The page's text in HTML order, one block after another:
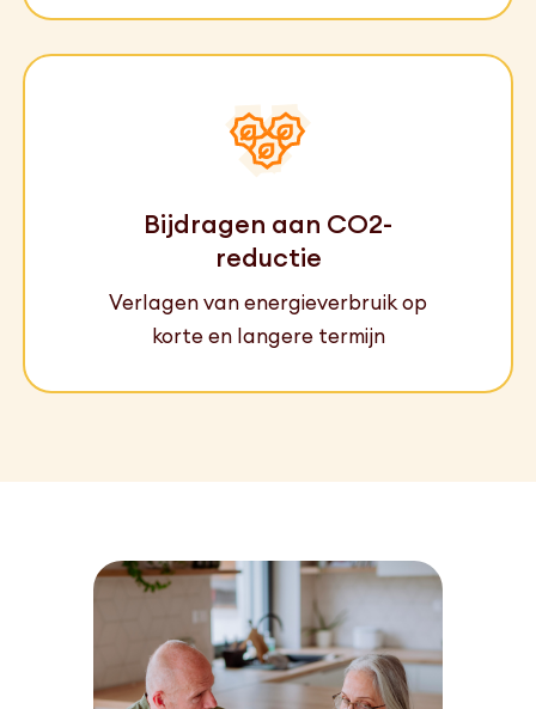
Bijdragen aan CO2-
reductie
Verlagen van energieverbruik op
korte en langere termijn